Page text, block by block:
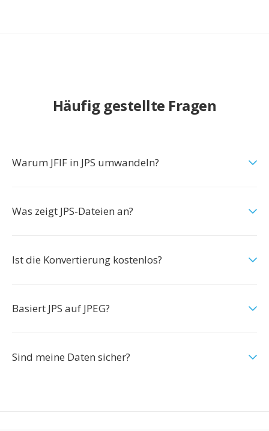
Häufig gestellte Fragen
Warum JFIF in JPS umwandeln?
Was zeigt JPS-Dateien an?
Ist die Konvertierung kostenlos?
Basiert JPS auf JPEG?
Sind meine Daten sicher?